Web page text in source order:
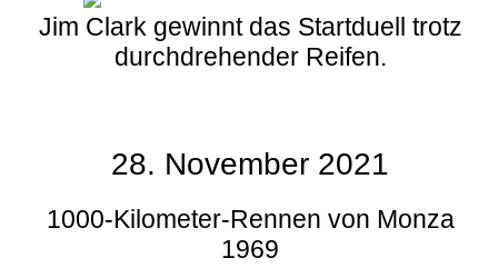
Jim Clark gewinnt das Startduell trotz
durchdrehender Reifen.
28. November 2021
1000-Kilometer-Rennen von Monza
1969